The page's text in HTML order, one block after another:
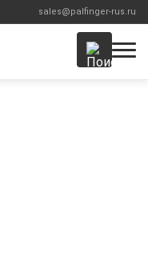
sales@palfinger-rus.ru